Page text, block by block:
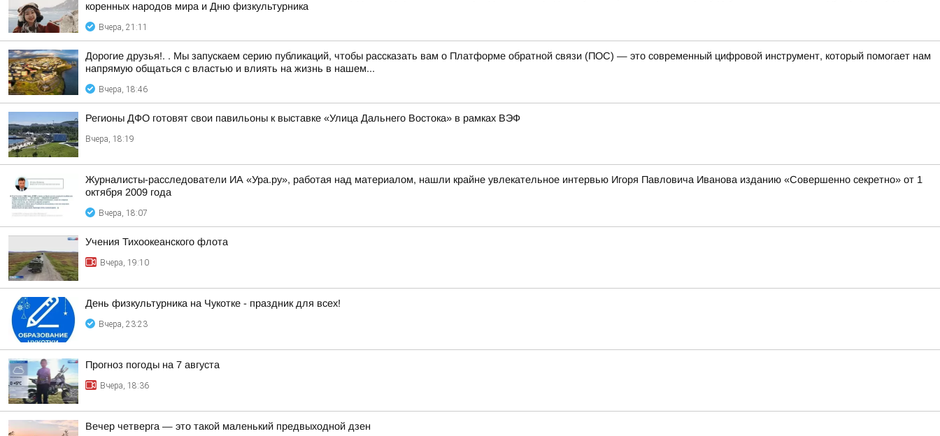
коренных народов мира и Дню физкультурника
Вчера, 21:11
Дорогие друзья!. . Мы запускаем серию публикаций, чтобы рассказать вам о Платформе обратной связи (ПОС) — это современный цифровой инструмент, который помогает нам
напрямую общаться с властью и влиять на жизнь в нашем...
Вчера, 18:46
Регионы ДФО готовят свои павильоны к выставке «Улица Дальнего Востока» в рамках ВЭФ
Вчера, 18:19
Журналисты-расследователи ИА «Ура.ру», работая над материалом, нашли крайне увлекательное интервью Игоря Павловича Иванова изданию «Совершенно секретно» от 1
октября 2009 года
Вчера, 18:07
Учения Тихоокеанского флота
Вчера, 19:10
День физкультурника на Чукотке - праздник для всех!
Вчера, 23:23
Прогноз погоды на 7 августа
Вчера, 18:36
Вечер четверга — это такой маленький предвыходной дзен